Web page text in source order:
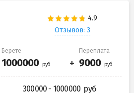
Отзывов: 3
Берете Переплата
300000 - 1000000